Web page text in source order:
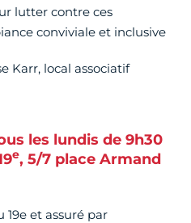
lutter contre ces
conviviale et inclusive
Karr, local associatif
les lundis de 9h30
e, 5/7 place Armand
et assuré par